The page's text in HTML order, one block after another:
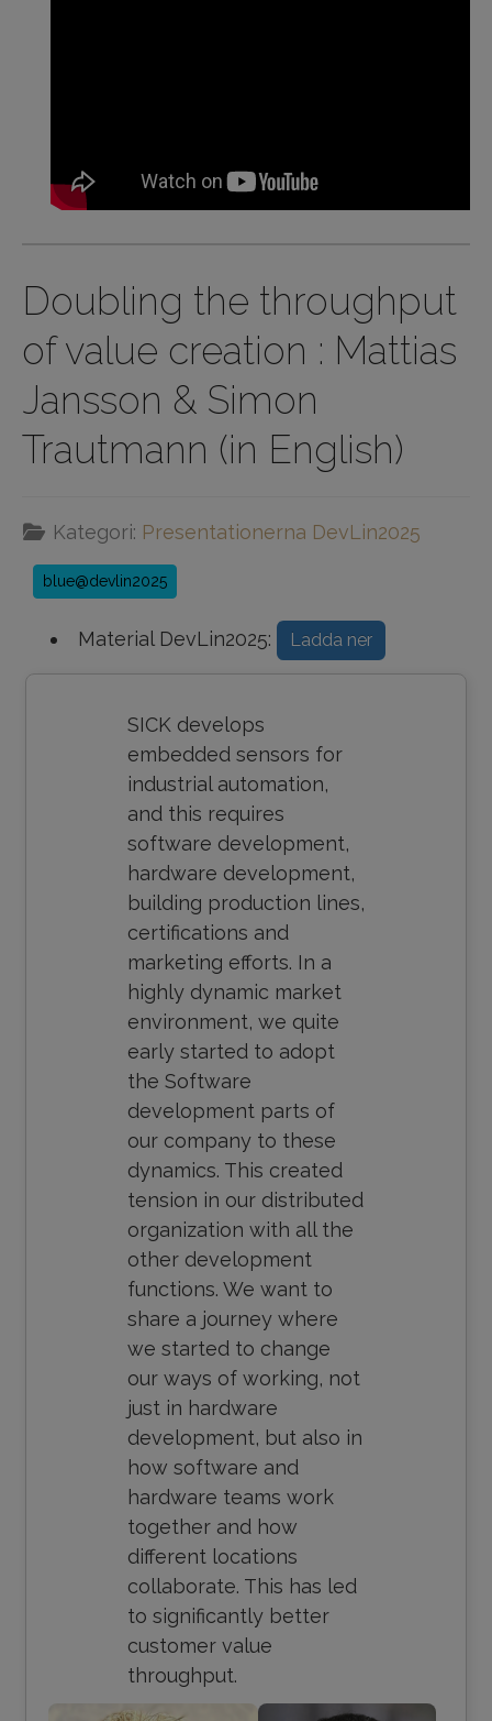
Doubling the throughput
of value creation : Mattias
Jansson & Simon
Trautmann (in English)
Kategori: Presentationerna DevLin2025
blue@devlin2025
Material DevLin2025: Ladda ner
SICK develops
embedded sensors for
industrial automation,
and this requires
software development,
hardware development,
building production lines,
certifications and
marketing efforts. In a
highly dynamic market
environment, we quite
early started to adopt
the Software
development parts of
our company to these
dynamics. This created
tension in our distributed
organization with all the
other development
functions. We want to
share a journey where
we started to change
our ways of working, not
just in hardware
development, but also in
how software and
hardware teams work
together and how
different locations
collaborate. This has led
to significantly better
customer value
throughput.